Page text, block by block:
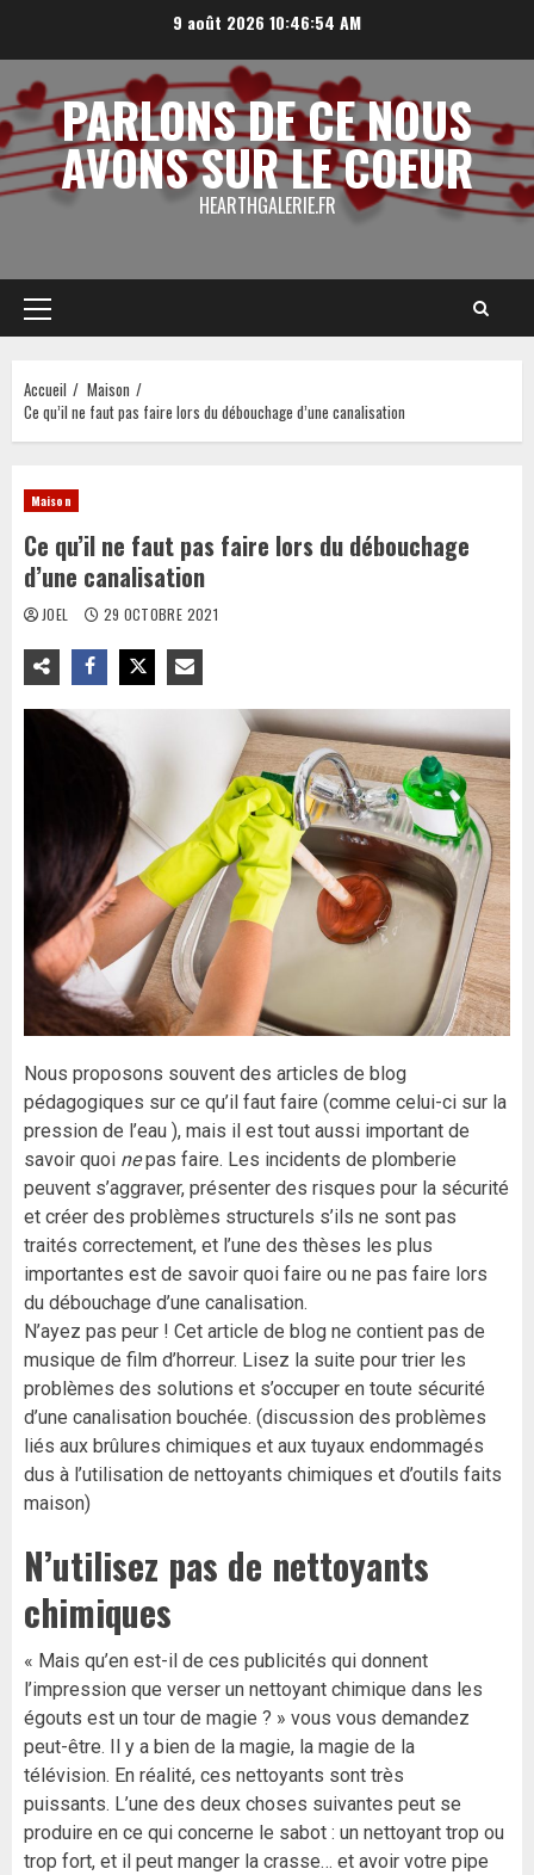
9 août 202610:46:55 AM
PARLONS DE CE NOUS
AVONS SUR LE COEUR
HEARTHGALERIE.FR
Menu
principal
Accueil
Maison
Ce qu’il ne faut pas faire lors du débouchage d’une canalisation
Maison
Ce qu’il ne faut pas faire lors du débouchage
d’une canalisation
JOEL 29 OCTOBRE 2021
Nous proposons souvent des articles de blog
pédagogiques sur ce qu’il faut faire (comme celui-ci sur la
pression de l’eau ), mais il est tout aussi important de
savoir quoi nepas faire. Les incidents de plomberie
peuvent s’aggraver, présenter des risques pour la sécurité
et créer des problèmes structurels s’ils ne sont pas
traités correctement, et l’une des thèses les plus
importantes est de savoir quoi faire ou ne pas faire lors
du débouchage d’une canalisation.
N’ayez pas peur ! Cet article de blog ne contient pas de
musique de film d’horreur. Lisez la suite pour trier les
problèmes des solutions et s’occuper en toute sécurité
d’une canalisation bouchée. (discussion des problèmes
liés aux brûlures chimiques et aux tuyaux endommagés
dus à l’utilisation de nettoyants chimiques et d’outils faits
maison)
N’utilisez pas de nettoyants
chimiques
« Mais qu’en est-il de ces publicités qui donnent
l’impression que verser un nettoyant chimique dans les
égouts est un tour de magie ? » vous vous demandez
peut-être. Il y a bien de la magie, la magie de la
télévision. En réalité, ces nettoyants sont très
puissants. L’une des deux choses suivantes peut se
produire en ce qui concerne le sabot : un nettoyant trop ou
trop fort, et il peut manger la crasse… et avoir votre pipe